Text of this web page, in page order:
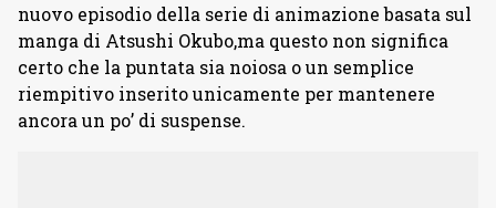
nuovo episodio della serie di animazione basata sul
manga di Atsushi Okubo,ma questo non significa
certo che la puntata sia noiosa o un semplice
riempitivo inserito unicamente per mantenere
ancora un po’ di suspense.